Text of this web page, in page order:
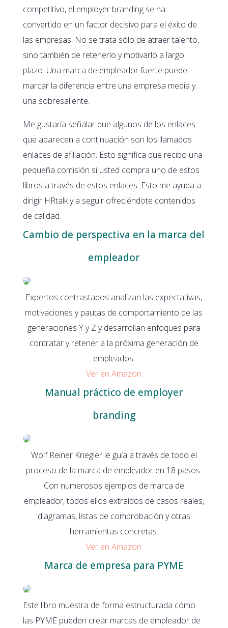
competitivo, el employer branding se ha
convertido en un factor decisivo para el éxito de
las empresas. No se trata sólo de atraer talento,
sino también de retenerlo y motivarlo a largo
plazo. Una marca de empleador fuerte puede
marcar la diferencia entre una empresa media y
una sobresaliente.
Me gustaría señalar que algunos de los enlaces
que aparecen a continuación son los llamados
enlaces de afiliación. Esto significa que recibo una
pequeña comisión si usted compra uno de estos
libros a través de estos enlaces. Esto me ayuda a
dirigir HRtalk y a seguir ofreciéndote contenidos
de calidad.
Cambio de perspectiva en la marca del
empleador
Expertos contrastados analizan las expectativas,
motivaciones y pautas de comportamiento de las
generaciones Y y Z y desarrollan enfoques para
contratar y retener a la próxima generación de
empleados.
Ver en Amazon
Manual práctico de employer
branding
Wolf Reiner Kriegler le guía a través de todo el
proceso de la marca de empleador en 18 pasos.
Con numerosos ejemplos de marca de
empleador, todos ellos extraídos de casos reales,
diagramas, listas de comprobación y otras
herramientas concretas.
Ver en Amazon
Marca de empresa para PYME
Este libro muestra de forma estructurada cómo
las PYME pueden crear marcas de empleador de